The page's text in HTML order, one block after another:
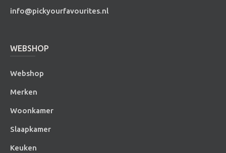
info@pickyourfavourites.nl
WEBSHOP
Webshop
Merken
Woonkamer
Slaapkamer
Keuken